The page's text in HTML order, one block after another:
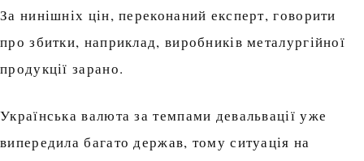
За нинішніх цін, переконаний експерт, говорити
про збитки, наприклад, виробників металургійної
продукції зарано.
Українська валюта за темпами девальвації уже
випередила багато держав, тому ситуація на